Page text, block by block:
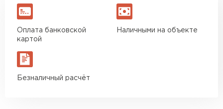
Оплата банковской
картой
Наличными на объекте
Безналичный расчёт